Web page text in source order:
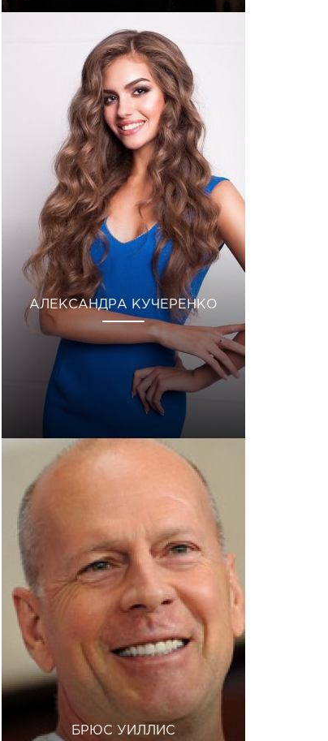
АЛЕКСАНДРА КУЧЕРЕНКО
БРЮС УИЛЛИС